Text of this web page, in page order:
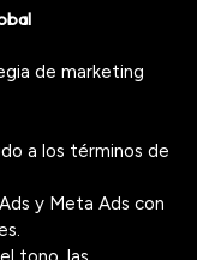
de marketing
a los términos de
Ads y Meta Ads con